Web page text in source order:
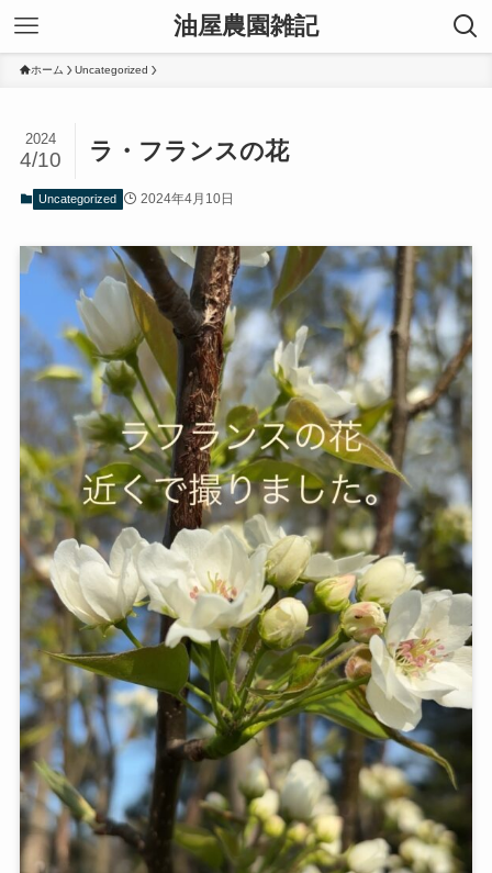
油屋農園雑記
ホーム Uncategorized
ラ・フランスの花
2024
4/10
Uncategorized 2024年4月10日